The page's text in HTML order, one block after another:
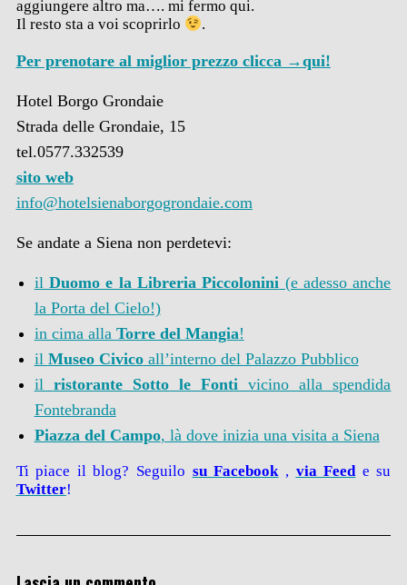
aggiungere altro ma…. mi fermo qui.
Il resto sta a voi scoprirlo
.
Per prenotare al miglior prezzo clicca →qui!
Hotel Borgo Grondaie
Strada delle Grondaie, 15
tel.0577.332539
sito web
info@hotelsienaborgogrondaie.com
Se andate a Siena non perdetevi:
il Duomo e la Libreria Piccolonini (e adesso anche
la Porta del Cielo!)
in cima alla Torre del Mangia!
il Museo Civicoall’interno del Palazzo Pubblico
il ristorante Sotto le Fonti vicino alla spendida
Fontebranda
Piazza del Campo, là dove inizia una visita a Siena
Ti piace il blog? Seguilo su Facebook , via Feede su
Twitter!